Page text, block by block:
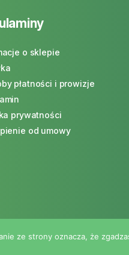
o sklepie
płatności i prowizje
prywatności
od umowy
JW WebDev
ze strony oznacza, że